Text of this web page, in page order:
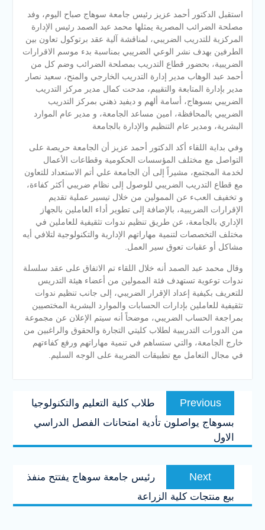
استقبل الدكتور أحمد عزيز رئيس جامعة سوهاج صباح اليوم، وفد
مصلحة الضرائب المصرية يمثلها محمد عبد الصمد رئيس الإدارة
المركزية للتدريب الضريبي، لمناقشة آلية عقد برتوكول تعاون بين
الطرفين بهدف نشر الوعي الضريبي بمناسبة بدء موسم الاقرارات
الضريبية، بحضور قطاع التدريب بمصلحة الضرائب وضم كل من
أحمد عبد الوهاب مدير إدارة التدريب الخارجي والمنح، سعيد نصار
مدير بإدارة المتابعة والتقييم، مدحت كمال مدير مركز التدريب
الضريبي بسوهاج، أسامة ألهم و ديفيد ذهني بمركز التدريب
الضريبي بالمحافظة، امين مساعد الجامعة، و مدير عام الموارد
البشرية، ومدير عام التنظيم والإدارة بالجامعة
وفي بداية اللقاء أكد الدكتور أحمد عزيز أن الجامعة حريصة على
التواصل مع مختلف المؤسسات الحكومية وقطاعات الأعمال
لخدمة المجتمع، مشيراً إلى أن الجامعة علي أتم الاستعداد للتعاون
مع قطاع التدريب الضريبي للوصول إلى نظام ضريبي أكثر كفاءة،
و تخفيف العبء عن الممولين من خلال تيسير عملية تقديم
الإقرارات الضريبية، بالإضافة إلى تطوير أداء العاملين بالجهاز
الإداري بالجامعة، عن طريق تنظيم ندوات تثقيفية للعاملين في
مختلف التخصصات لتنمية مهاراتهم الإدارية والتكنولوجية لتلافي أيه
مشاكل أو عقبات تعوق سير العمل.
وقال محمد عبد الصمد أنه خلال اللقاء تم الاتفاق على عقد سلسلة
ندوات توعوية تستهدف فئة الممولين من أعضاء هيئة التدريس
للتعريف بكيفية إعداد الإقرار الضريبي، إلى جانب تنظيم ندوات
تثقيفية للعاملين بإدارات الحسابات والموارد البشرية المختصيين
بمراجعة الحساب الضريبي، موضحاً أنه سيتم الإعلان عن مجموعة
من الدورات التدريبية لطلاب كليتي التجارة والحقوق والراغبين من
خارج الجامعة، والتي ستساهم في تنمية مهاراتهم ورفع كفاءتهم
في مجال التعامل مع تطبيقات الضريبة على الوجه السليم.
تصفّح
المقالاتPrevious
Previous
post:
طلاب كلية التعليم والتكنولوجيا
بسوهاج يواصلون تأدية امتحانات الفصل الدراسي
الاول
Next
post:
رئيس جامعة سوهاج يفتتح منفذ
بيع منتجات كلية الزراعة